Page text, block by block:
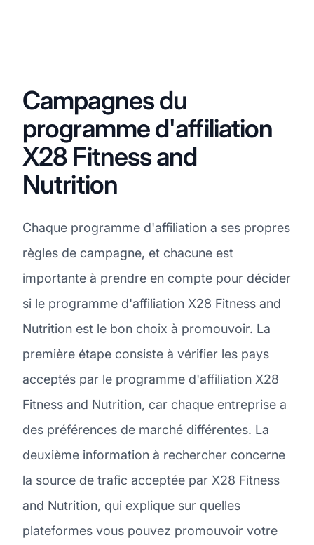
Campagnes du
programme d'affiliation
X28 Fitness and
Nutrition
Chaque programme d'affiliation a ses propres
règles de campagne, et chacune est
importante à prendre en compte pour décider
si le programme d'affiliation X28 Fitness and
Nutrition est le bon choix à promouvoir. La
première étape consiste à vérifier les pays
acceptés par le programme d'affiliation X28
Fitness and Nutrition, car chaque entreprise a
des préférences de marché différentes. La
deuxième information à rechercher concerne
la source de trafic acceptée par X28 Fitness
and Nutrition, qui explique sur quelles
plateformes vous pouvez promouvoir votre